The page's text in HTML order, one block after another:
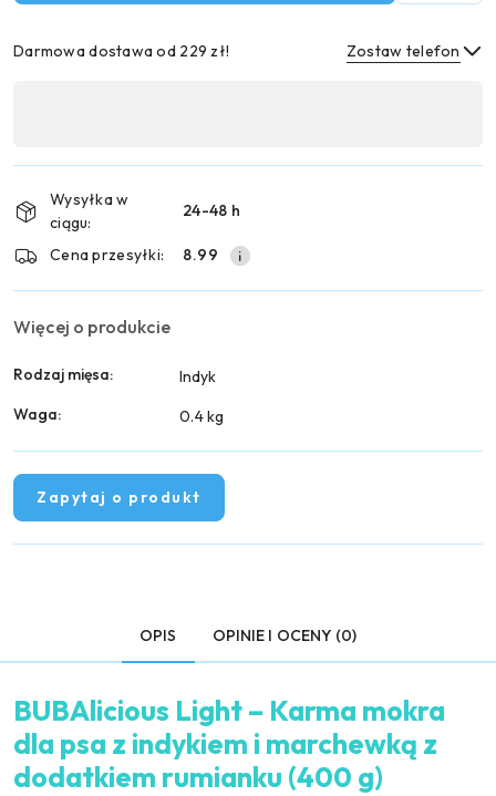
Darmowa dostawa od 229 zł! Zostaw telefon
dostawa
Wysyłka w
ciągu:
24-48 h
Cena przesyłki: 8.99
Więcej o produkcie
Rodzaj mięsa:
Indyk
Waga:
0.4 kg
Zapytaj o produkt
OPIS OPINIE I OCENY (0)
BUBAlicious Light – Karma mokra
dla psa z indykiem i marchewką z
dodatkiem rumianku (400 g)